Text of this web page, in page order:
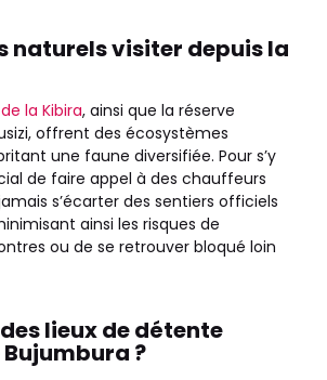
naturels visiter depuis la
la Kibira, ainsi que la réserve
offrent des écosystèmes
une faune diversifiée. Pour s’y
de faire appel à des chauffeurs
s’écarter des sentiers officiels
ainsi les risques de
ou de se retrouver bloqué loin
lieux de détente
?